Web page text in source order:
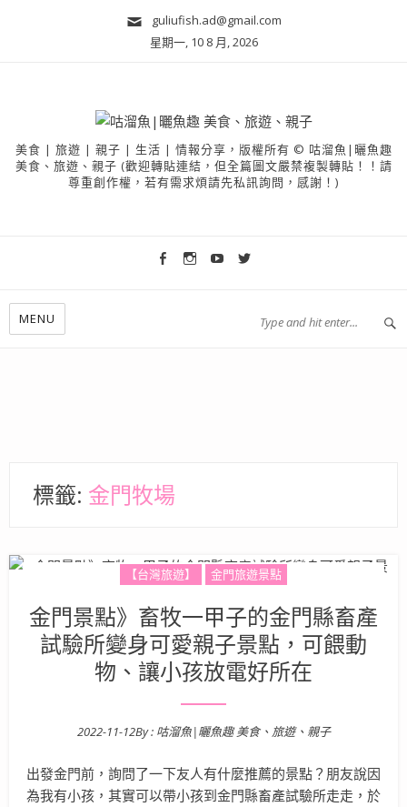
guliufish.ad@gmail.com
星期一, 10 8 月, 2026
美食 | 旅遊 | 親子 | 生活 | 情報分享，版權所有 © 咕溜魚|曬魚趣
美食、旅遊、親子 (歡迎轉貼連結，但全篇圖文嚴禁複製轉貼！！請
尊重創作權，若有需求煩請先私訊詢問，感謝！)
MENU
標籤: 金門牧場
【台灣旅遊】 金門旅遊景點
金門景點》畜牧一甲子的金門縣畜產
試驗所變身可愛親子景點，可餵動
物、讓小孩放電好所在
Posted on
2022-11-12By : 咕溜魚|曬魚趣 美食、旅遊、親子
出發金門前，詢問了一下友人有什麼推薦的景點？朋友說因
為我有小孩，其實可以帶小孩到金門縣畜產試驗所走走，於